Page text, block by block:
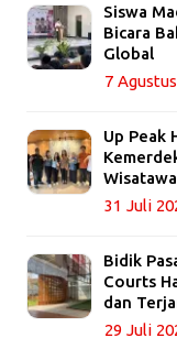
Siswa
Bicara
Global
7
Up Peak
31 Juli
Bidik
Courts
dan
29 Juli